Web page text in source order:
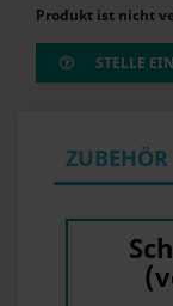
Produkt ist nicht
STELLE
ZUBEHÖR